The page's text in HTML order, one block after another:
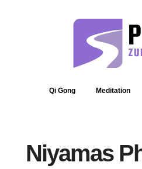
Qi Gong Meditation
Niyamas